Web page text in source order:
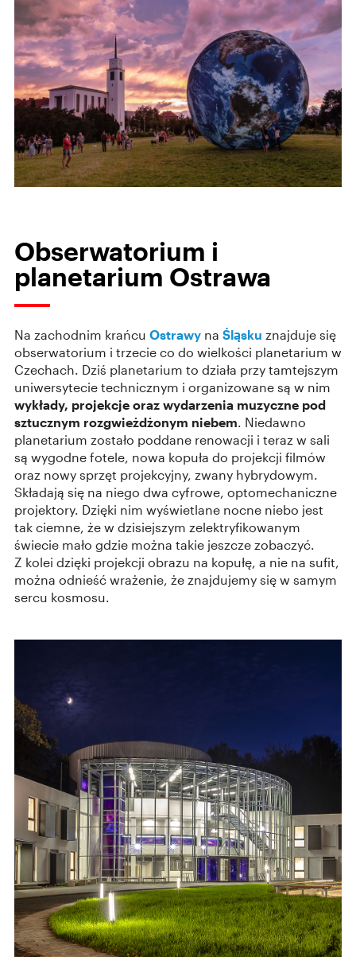
Obserwatorium i
planetarium Ostrawa
Na zachodnim krańcu Ostrawy na Śląsku znajduje się
obserwatorium i trzecie co do wielkości planetarium w
Czechach. Dziś planetarium to działa przy tamtejszym
uniwersytecie technicznym i organizowane są w nim
wykłady, projekcje oraz wydarzenia muzyczne pod
sztucznym rozgwieżdżonym niebem. Niedawno
planetarium zostało poddane renowacji i teraz w sali
są wygodne fotele, nowa kopuła do projekcji filmów
oraz nowy sprzęt projekcyjny, zwany hybrydowym.
Składają się na niego dwa cyfrowe, optomechaniczne
projektory. Dzięki nim wyświetlane nocne niebo jest
tak ciemne, że w dzisiejszym zelektryfikowanym
świecie mało gdzie można takie jeszcze zobaczyć.
Z kolei dzięki projekcji obrazu na kopułę, a nie na sufit,
można odnieść wrażenie, że znajdujemy się w samym
sercu kosmosu.